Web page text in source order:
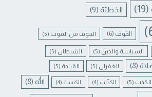
(19) الخطيّة (9)
الخوف (6) الخوف من الموت (5)
السياسة والدين (5) الشيطان (5)
(8) الغفران (5) القيادة (5)
الكذب (5) الكذّاب (4) الكنيسة (4) الله (8)